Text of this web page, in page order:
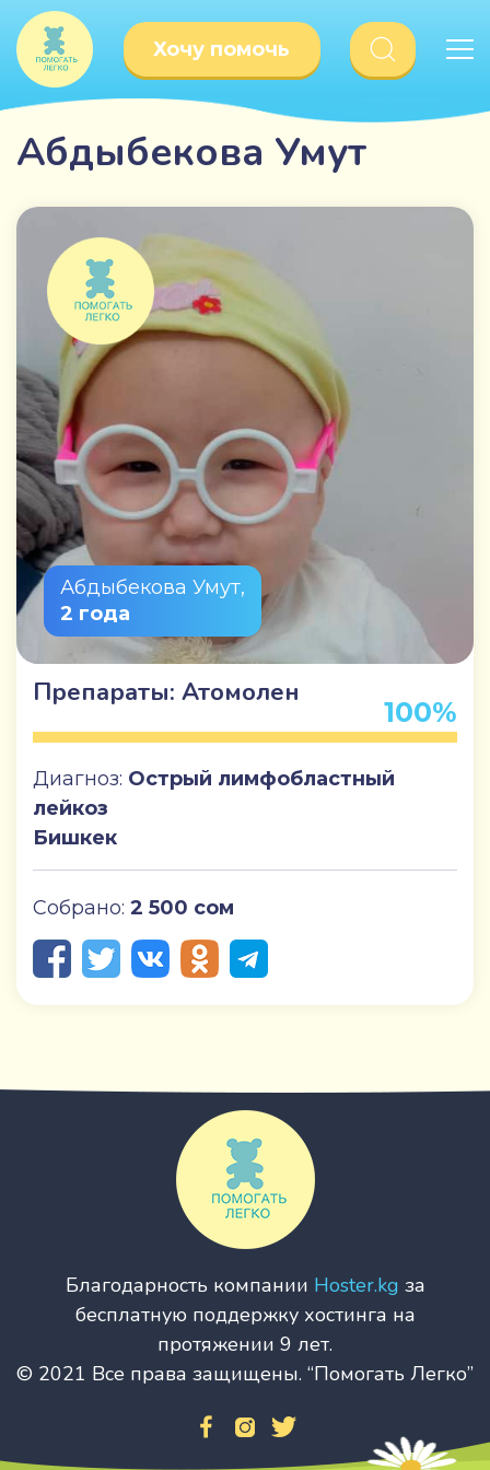
Хочу помочь
Абдыбекова Умут
Абдыбекова Умут,
2 года
Препараты: Атомолен
100%
Диагноз: Острый лимфобластный
лейкоз
Бишкек
Собрано: 2 500 сом
Благодарность компании Hoster.kg за
бесплатную поддержку хостинга на
протяжении 9 лет.
© 2021 Все права защищены. “Помогать Легко”